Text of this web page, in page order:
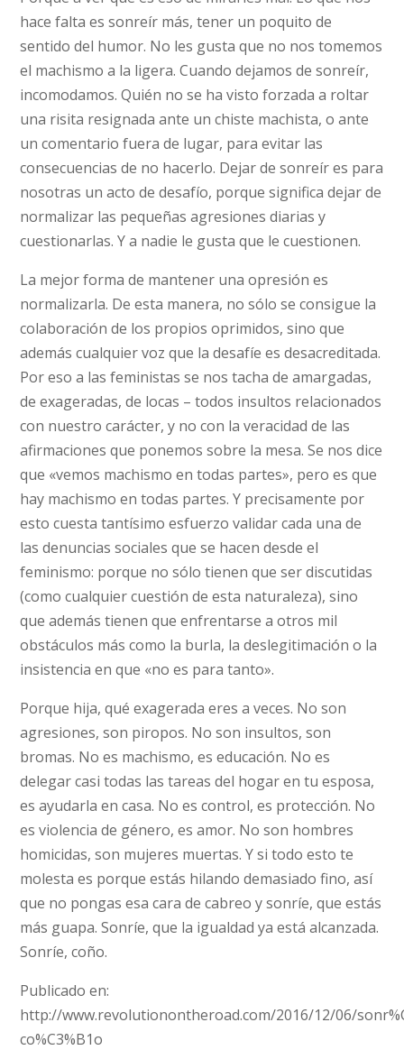
hace falta es sonreír más, tener un poquito de
sentido del humor. No les gusta que no nos tomemos
el machismo a la ligera. Cuando dejamos de sonreír,
incomodamos. Quién no se ha visto forzada a roltar
una risita resignada ante un chiste machista, o ante
un comentario fuera de lugar, para evitar las
consecuencias de no hacerlo. Dejar de sonreír es para
nosotras un acto de desafío, porque significa dejar de
normalizar las pequeñas agresiones diarias y
cuestionarlas. Y a nadie le gusta que le cuestionen.
La mejor forma de mantener una opresión es
normalizarla. De esta manera, no sólo se consigue la
colaboración de los propios oprimidos, sino que
además cualquier voz que la desafíe es desacreditada.
Por eso a las feministas se nos tacha de amargadas,
de exageradas, de locas – todos insultos relacionados
con nuestro carácter, y no con la veracidad de las
afirmaciones que ponemos sobre la mesa. Se nos dice
que «vemos machismo en todas partes», pero es que
hay machismo en todas partes. Y precisamente por
esto cuesta tantísimo esfuerzo validar cada una de
las denuncias sociales que se hacen desde el
feminismo: porque no sólo tienen que ser discutidas
(como cualquier cuestión de esta naturaleza), sino
que además tienen que enfrentarse a otros mil
obstáculos más como la burla, la deslegitimación o la
insistencia en que «no es para tanto».
Porque hija, qué exagerada eres a veces. No son
agresiones, son piropos. No son insultos, son
bromas. No es machismo, es educación. No es
delegar casi todas las tareas del hogar en tu esposa,
es ayudarla en casa. No es control, es protección. No
es violencia de género, es amor. No son hombres
homicidas, son mujeres muertas. Y si todo esto te
molesta es porque estás hilando demasiado fino, así
que no pongas esa cara de cabreo y sonríe, que estás
más guapa. Sonríe, que la igualdad ya está alcanzada.
Sonríe, coño.
Publicado en:
http://www.revolutionontheroad.com/2016/12/06/
co%C3%B1o